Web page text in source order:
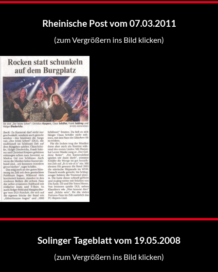
Rheinische Post vom 07.03.2011
(zum Vergrößern ins Bild klicken)
Solinger Tageblatt vom 19.05.2008
(zum Vergrößern ins Bild klicken)